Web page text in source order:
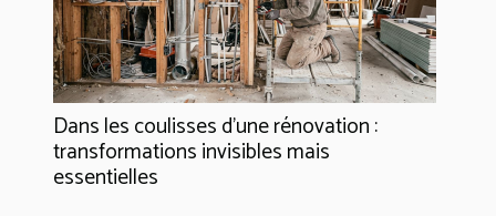
Dans les coulisses d'une rénovation :
transformations invisibles mais
essentielles